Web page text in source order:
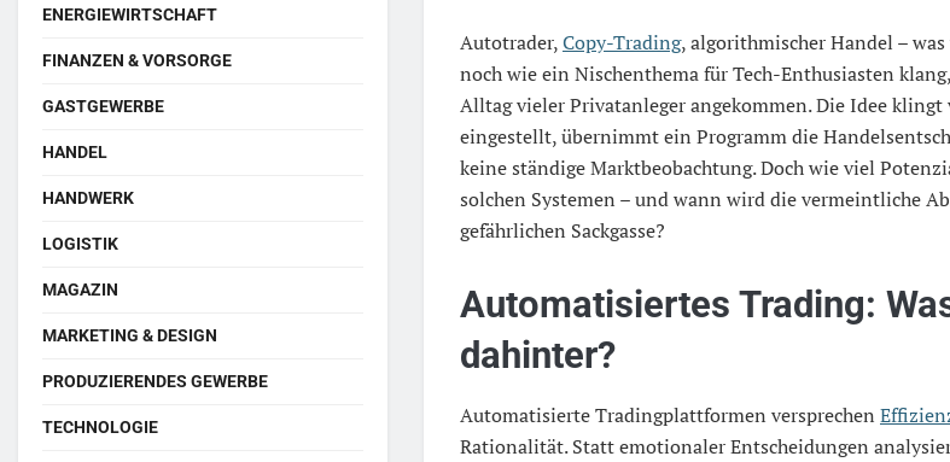
Autotrader,Copy-Trading, algorithmischer Handel –
noch wie ein Nischenthema für Tech-Enthusiasten
Alltag vieler Privatanleger angekommen. Die Idee
eingestellt, übernimmt ein Programm die
keine ständige Marktbeobachtung. Doch wie viel
solchen Systemen – und wann wird die vermeintliche
gefährlichen Sackgasse?
Automatisiertes Trading:
dahinter?
Automatisierte Tradingplattformen versprechen
Rationalität. Statt emotionaler Entscheidungen
ENERGIEWIRTSCHAFT
FINANZEN & VORSORGE
GASTGEWERBE
HANDEL
HANDWERK
LOGISTIK
MAGAZIN
MARKETING & DESIGN
PRODUZIERENDES GEWERBE
TECHNOLOGIE